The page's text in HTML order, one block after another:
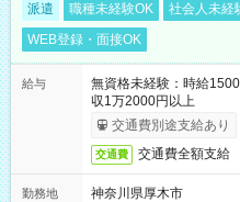
派遣 職種未経験OK 社会人未経
WEB登録・面接OK
給与
無資格未経験：時給
収1万2000円以上
交通費別途支給あり
交通費 交通費全額支給
勤務地
神奈川県厚木市